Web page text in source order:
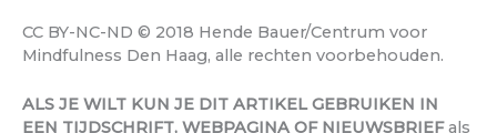
CC BY-NC-ND © 2018 Hende Bauer/Centrum voor
Mindfulness Den Haag, alle rechten voorbehouden.
ALS JE WILT KUN JE DIT ARTIKEL GEBRUIKEN IN
EEN TIJDSCHRIFT, WEBPAGINA OF NIEUWSBRIEFals